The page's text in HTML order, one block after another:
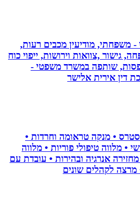
מודיעין מכבים רעות,
,צוואות וירושות, ייפוי כוח
שותפה במשרד משפטי -
אירית אלישר
• מנקה טראומה וחרדות •
טיפולי פוריות • מלווה
אנרגיה ובהירות • עובדת עם